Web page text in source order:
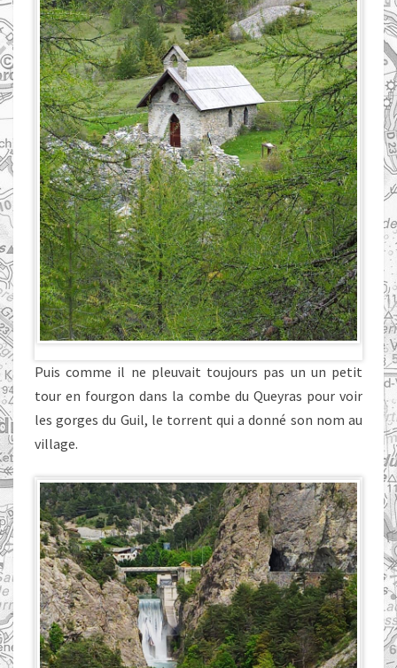
Puis comme il ne pleuvait toujours pas un un petit
tour en fourgon dans la combe du Queyras pour voir
les gorges du Guil, le torrent qui a donné son nom au
village.